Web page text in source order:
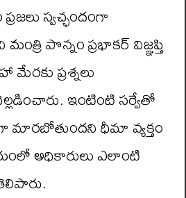
స్వచ్ఛందంగా
పొన్నం ప్రభాకర్ విజ్ఞప్తి
ప్రశ్నలు
ఇంటింటి సర్వేతో
మారబోతుందని ధీమా వ్యక్తం
అధికారులు ఎలాంటి